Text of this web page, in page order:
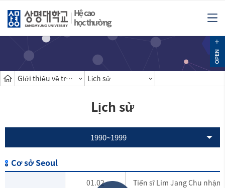
Hệ cao
học thường
Giới thiệu về trường cao học Lịch sử
Lịch sử
1990~1999
Cơ sở Seoul
01.02 Tiến sĩ Lim Jang Chu